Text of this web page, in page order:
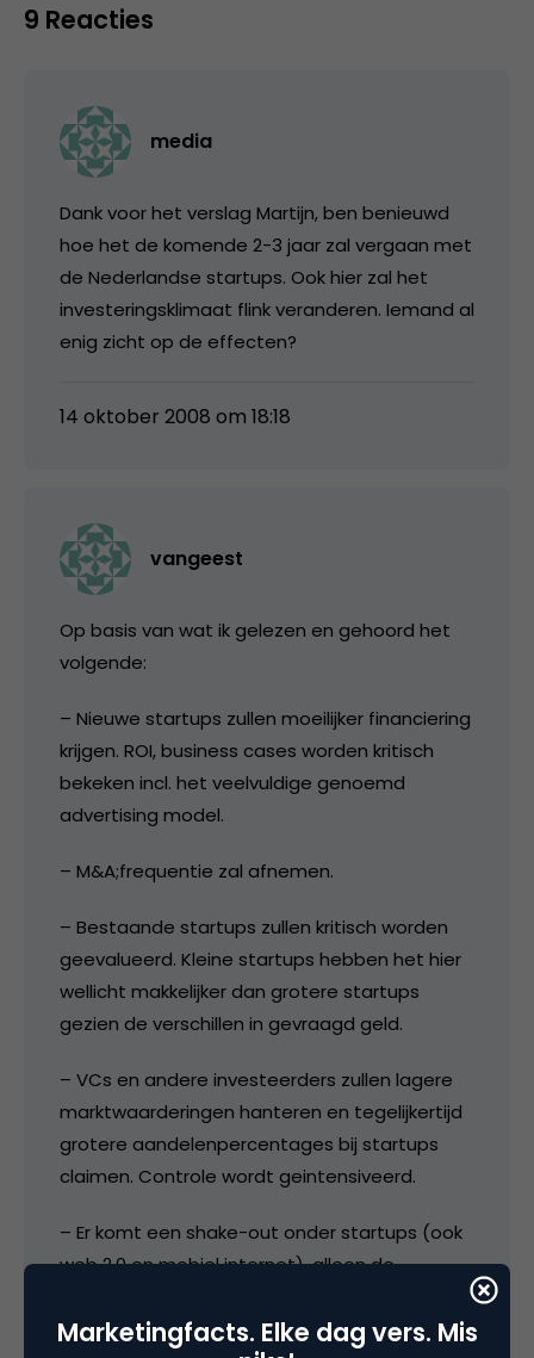
9 Reacties
media
Dank voor het verslag Martijn, ben benieuwd
hoe het de komende 2-3 jaar zal vergaan met
de Nederlandse startups. Ook hier zal het
investeringsklimaat flink veranderen. Iemand al
enig zicht op de effecten?
14 oktober 2008 om 18:18
vangeest
Op basis van wat ik gelezen en gehoord het
volgende:
– Nieuwe startups zullen moeilijker financiering
krijgen. ROI, business cases worden kritisch
bekeken incl. het veelvuldige genoemd
advertising model.
– M&A;frequentie zal afnemen.
– Bestaande startups zullen kritisch worden
geevalueerd. Kleine startups hebben het hier
wellicht makkelijker dan grotere startups
gezien de verschillen in gevraagd geld.
– VCs en andere investeerders zullen lagere
marktwaarderingen hanteren en tegelijkertijd
grotere aandelenpercentages bij startups
claimen. Controle wordt geintensiveerd.
– Er komt een shake-out onder startups (ook
web 2.0 en mobiel internet), alleen de
funding krijgen. Zie ook 2001/2002 maar dan
Marketingfacts. Elke dag vers. Mis